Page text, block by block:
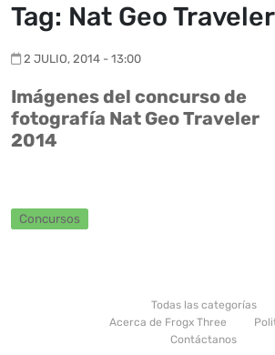
Tag: Nat Geo
2 JULIO, 2014 - 13:00
Imágenes del concurso de
fotografía Nat Geo Traveler
2014
Concursos
Todas las categorías
Acerca de Frogx Three
Contáctanos